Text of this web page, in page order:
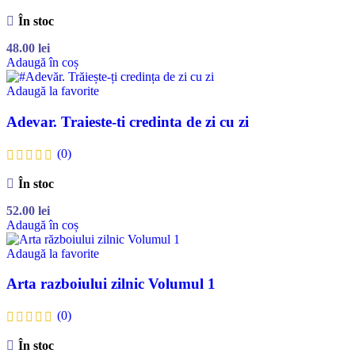
În stoc
48.00 lei
Adaugă în coș
Adaugă la favorite
Adevar. Traieste-ti credinta de zi cu zi
(0)
În stoc
52.00 lei
Adaugă în coș
Adaugă la favorite
Arta razboiului zilnic Volumul 1
(0)
În stoc